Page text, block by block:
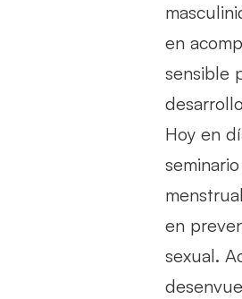
en
sensible
Hoy en
en
sexual.